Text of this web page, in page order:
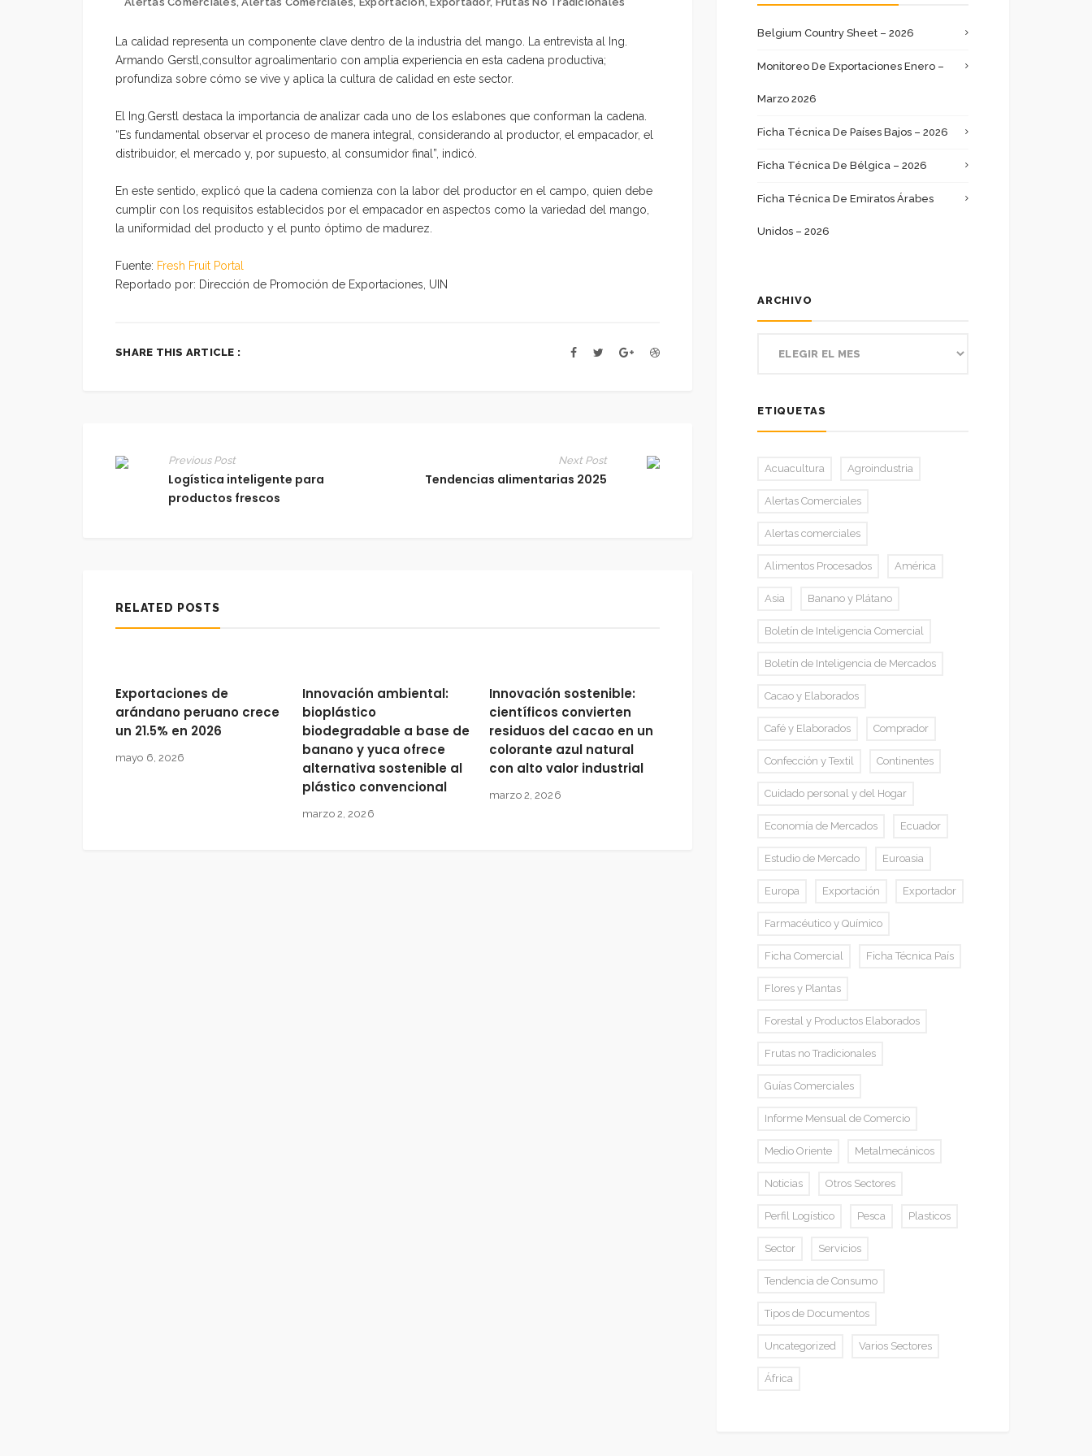
La calidad representa un componente clave dentro de la industria del mango. La entrevista al Ing.
Armando Gerstl,consultor agroalimentario con amplia experiencia en esta cadena productiva;
profundiza sobre cómo se vive y aplica la cultura de calidad en este sector.
El Ing.Gerstl destaca la importancia de analizar cada uno de los eslabones que conforman la cadena.
“Es fundamental observar el proceso de manera integral, considerando al productor, el empacador, el
distribuidor, el mercado y, por supuesto, al consumidor final”, indicó.
En este sentido, explicó que la cadena comienza con la labor del productor en el campo, quien debe
cumplir con los requisitos establecidos por el empacador en aspectos como la variedad del mango,
la uniformidad del producto y el punto óptimo de madurez.
Fuente: Fresh Fruit Portal
Reportado por: Dirección de Promoción de Exportaciones, UIN
SHARE THIS ARTICLE :
Previous Post
Logística inteligente para
productos frescos
Next Post
Tendencias alimentarias 2025
RELATED POSTS
Exportaciones de
arándano peruano crece
un 21.5% en 2026
mayo 6, 2026
Innovación ambiental:
bioplástico
biodegradable a base de
banano y yuca ofrece
alternativa sostenible al
plástico convencional
marzo 2, 2026
Innovación sostenible:
científicos convierten
residuos del cacao en un
colorante azul natural
con alto valor industrial
marzo 2, 2026
Belgium Country Sheet – 2026
Monitoreo De Exportaciones Enero –
Marzo 2026
Ficha Técnica De Países Bajos – 2026
Ficha Técnica De Bélgica – 2026
Ficha Técnica De Emiratos Árabes
Unidos – 2026
ARCHIVO
ETIQUETAS
Acuacultura Agroindustria
Alertas Comerciales
Alertas comerciales
Alimentos Procesados América
Asia Banano y Plátano
Boletín de Inteligencia Comercial
Boletín de Inteligencia de Mercados
Cacao y Elaborados
Café y Elaborados Comprador
Confección y Textil Continentes
Cuidado personal y del Hogar
Economía de Mercados Ecuador
Estudio de Mercado Euroasia
Europa Exportación Exportador
Farmacéutico y Químico
Ficha Comercial Ficha Técnica País
Flores y Plantas
Forestal y Productos Elaborados
Frutas no Tradicionales
Guías Comerciales
Informe Mensual de Comercio
Medio Oriente Metalmecánicos
Noticias Otros Sectores
Perfil Logístico Pesca Plasticos
Sector Servicios
Tendencia de Consumo
Tipos de Documentos
Uncategorized Varios Sectores
África